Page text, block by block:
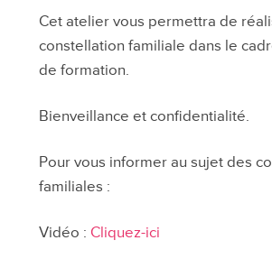
Cet atelier vous permettra de
constellation familiale dans le
de formation.
Bienveillance et confidentialité.
Pour vous informer au sujet des
familiales :
Vidéo : Cliquez-ici